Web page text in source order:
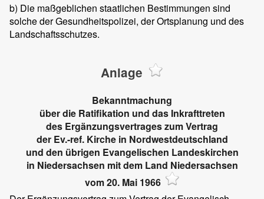
b) Die maßgeblichen staatlichen Bestimmungen sind
solche der Gesundheitspolizei, der Ortsplanung und des
Landschaftsschutzes.
Anlage
Bekanntmachung
über die Ratifikation und das Inkrafttreten
des Ergänzungsvertrages zum Vertrag
der Ev.-ref. Kirche in Nordwestdeutschland
und den übrigen Evangelischen Landeskirchen
in Niedersachsen mit dem Land Niedersachsen
vom 20. Mai 1966